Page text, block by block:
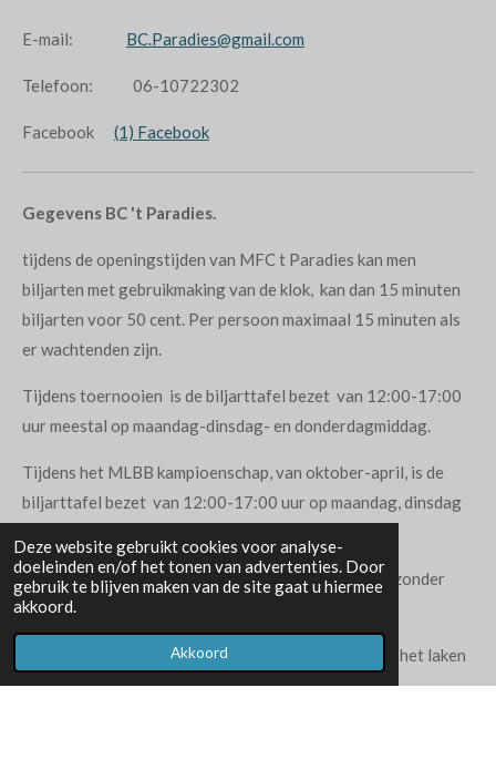
Deze website gebruikt cookies voor analyse-
doeleinden en/of het tonen van advertenties. Door
gebruik te blijven maken van de site gaat u hiermee
akkoord.
Akkoord
E-mail: BC.Paradies@gmail.com
Telefoon: 06-10722302
Facebook (1) Facebook
Gegevens BC 't Paradies.
tijdens de openingstijden van MFC t Paradies kan men
biljarten met gebruikmaking van de klok, kan dan 15 minuten
biljarten voor 50 cent. Per persoon maximaal 15 minuten als
er wachtenden zijn.
Tijdens toernooien is de biljarttafel bezet van 12:00-17:00
uur meestal op maandag-dinsdag- en donderdagmiddag.
Tijdens het MLBB kampioenschap, van oktober-april, is de
biljarttafel bezet van 12:00-17:00 uur op maandag, dinsdag
Op vrijdagmiddag is alleen voor leden vrij biljarten zonder
klok, van 13:00-17:00 uur om te oefenen.
Tijdens biljarten het horloge afdoen om schade aan het laken
te voorkomen.